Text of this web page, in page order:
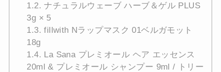
1.2. ナチュラルウェーブ ハーブ＆ゲル PLUS
3g × 5
1.3. fillwith Nラップマスク 01ベルガモット
18g
1.4. La Sana プレミオール ヘア エッセンス
20ml & プレミオール シャンプー 9ml / トリー